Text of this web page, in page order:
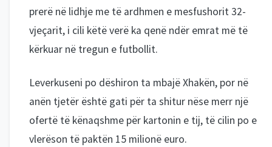
prerë në lidhje me të ardhmen e mesfushorit 32-
vjeçarit, i cili këtë verë ka qenë ndër emrat më të
kërkuar në tregun e futbollit.
Leverkuseni po dëshiron ta mbajë Xhakën, por në
anën tjetër është gati për ta shitur nëse merr një
ofertë të kënaqshme për kartonin e tij, të cilin po e
vlerëson të paktën 15 milionë euro.